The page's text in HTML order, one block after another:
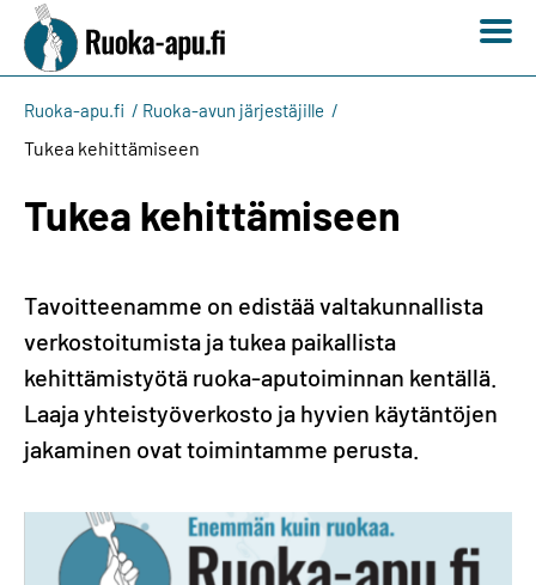
Ruoka-apu.fi Ruoka-avun järjestäjille
Tukea kehittämiseen
Tukea kehittämiseen
Tavoitteenamme on edistää valtakunnallista
verkostoitumista ja tukea paikallista
kehittämistyötä ruoka-aputoiminnan kentällä.
Laaja yhteistyöverkosto ja hyvien käytäntöjen
jakaminen ovat toimintamme perusta.